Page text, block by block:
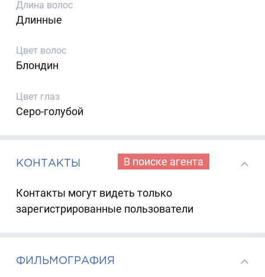
Длина волос
Длинные
Цвет волос
Блондин
Цвет глаз
Серо-голубой
КОНТАКТЫ В поиске агента
Контакты могут видеть только
зарегистрированные пользователи
ФИЛЬМОГРАФИЯ